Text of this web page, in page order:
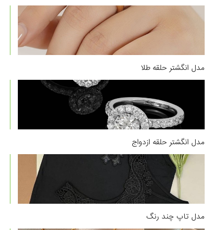
مدل انگشتر حلقه طلا
مدل انگشتر حلقه ازدواج
مدل تاپ چند رنگ